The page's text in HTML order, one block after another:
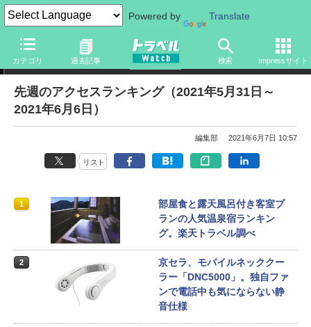
Powered by Translate
カテゴリ 過去記事 検索 Impressサイト
アクセスランキング
先週のアクセスランキング（2021年5月31日～
2021年6月6日）
編集部 2021年6月7日 10:57
リスト
1
部屋食と露天風呂付き客室プ
ランの人気温泉宿ランキン
グ。楽天トラベル調べ
2
京セラ、モバイルネッククー
ラー「DNC5000」。独自ファ
ンで電話中も気にならない静
音仕様